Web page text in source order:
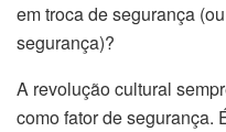
em troca de segurança
segurança)?
A revolução cultural
como fator de segurança.